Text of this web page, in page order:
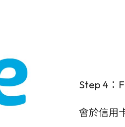
Step 4：
會於信用